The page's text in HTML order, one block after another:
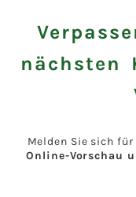
nächsten
Melden Sie sich
Online-Vorschau